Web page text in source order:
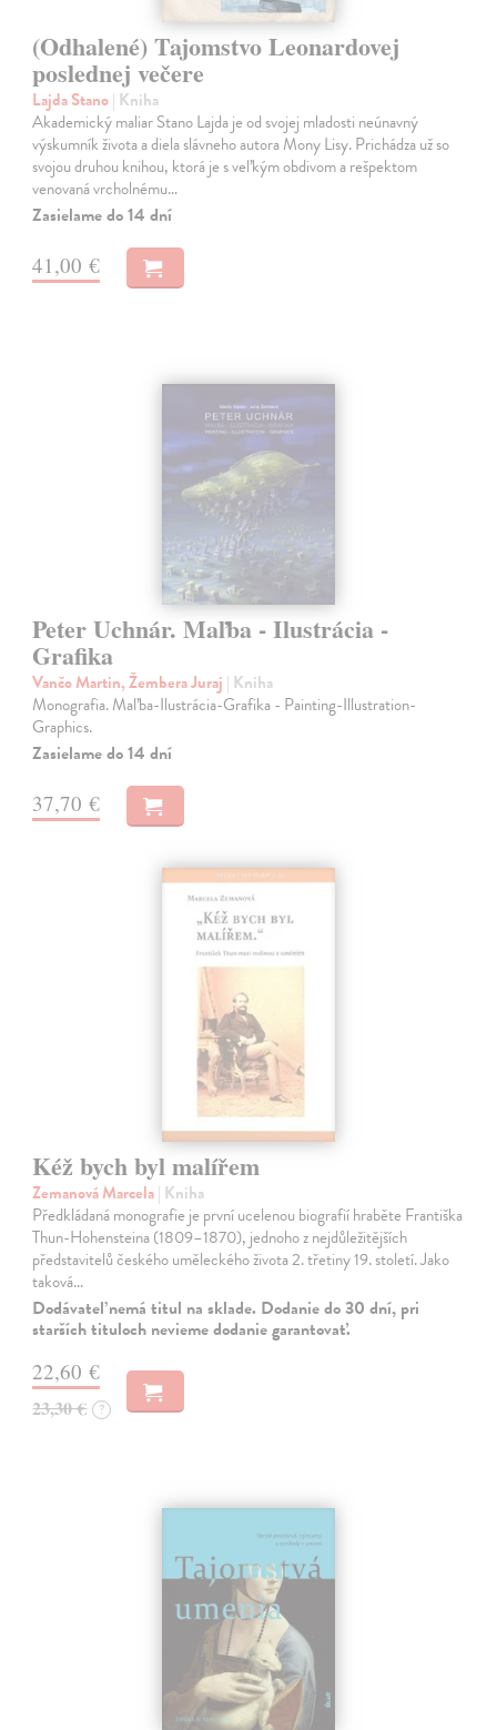
(Odhalené) Tajomstvo Leonardovej
poslednej večere
Lajda Stano| Kniha
Akademický maliar Stano Lajda je od svojej mladosti neúnavný
výskumník života a diela slávneho autora Mony Lisy. Prichádza už so
svojou druhou knihou, ktorá je s veľkým obdivom a rešpektom
venovaná vrcholnému…
Zasielame do 14 dní
41,00 €
Peter Uchnár. Maľba - Ilustrácia -
Grafika
Vančo Martin, Žembera Juraj | Kniha
Monografia. Maľba-Ilustrácia-Grafika - Painting-Illustration-
Graphics.
Zasielame do 14 dní
37,70 €
Kéž bych byl malířem
Zemanová Marcela| Kniha
Předkládaná monografie je první ucelenou biografií hraběte Františka
Thun-Hohensteina (1809–1870), jednoho z nejdůležitějších
představitelů českého uměleckého života 2. třetiny 19. století. Jako
taková…
Dodávateľ nemá titul na sklade. Dodanie do 30 dní, pri
starších tituloch nevieme dodanie garantovať.
22,60 €
23,30 € ?